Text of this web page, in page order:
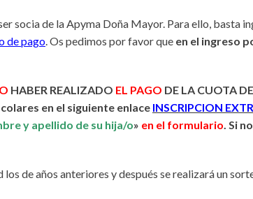
socia de la Apyma Doña Mayor. Para ello, basta
de pago. Os pedimos por favor que en el ingreso
HABER REALIZADO EL PAGO DE LA CUOTA
en el siguiente enlace INSCRIPCION
y apellido de su hija/o» en el formulario. Si
de años anteriores y después se realizará un